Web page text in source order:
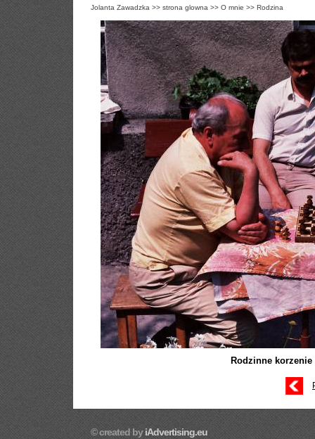
Jolanta Zawadzka >> strona glowna >> O mnie >> Rodzina
Rodzinne
© created byiAdvertising.eu